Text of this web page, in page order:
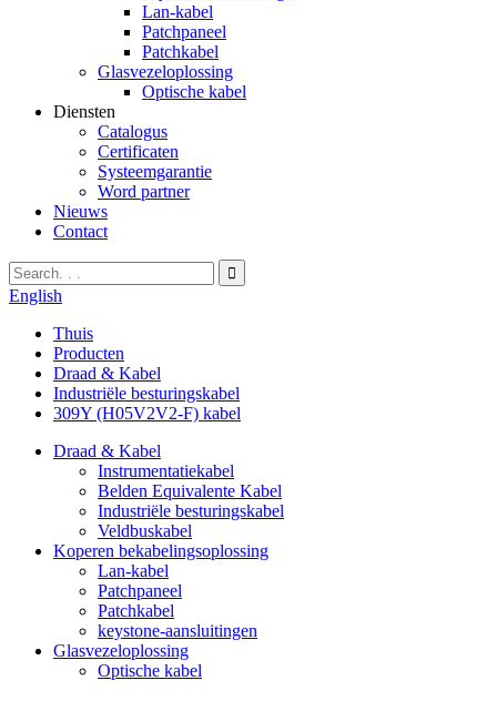
Lan-kabel
Patchpaneel
Patchkabel
Glasvezeloplossing
Optische kabel
Diensten
Catalogus
Certificaten
Systeemgarantie
Word partner
Nieuws
Contact
English
Thuis
Producten
Draad & Kabel
Industriële besturingskabel
309Y (H05V2V2-F) kabel
Draad & Kabel
Instrumentatiekabel
Belden Equivalente Kabel
Industriële besturingskabel
Veldbuskabel
Koperen bekabelingsoplossing
Lan-kabel
Patchpaneel
Patchkabel
keystone-aansluitingen
Glasvezeloplossing
Optische kabel